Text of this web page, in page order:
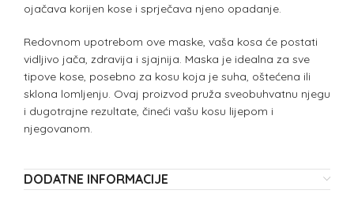
ojačava korijen kose i sprječava njeno opadanje.
Redovnom upotrebom ove maske, vaša kosa će postati
vidljivo jača, zdravija i sjajnija. Maska je idealna za sve
tipove kose, posebno za kosu koja je suha, oštećena ili
sklona lomljenju. Ovaj proizvod pruža sveobuhvatnu njegu
i dugotrajne rezultate, čineći vašu kosu lijepom i
njegovanom.
DODATNE INFORMACIJE